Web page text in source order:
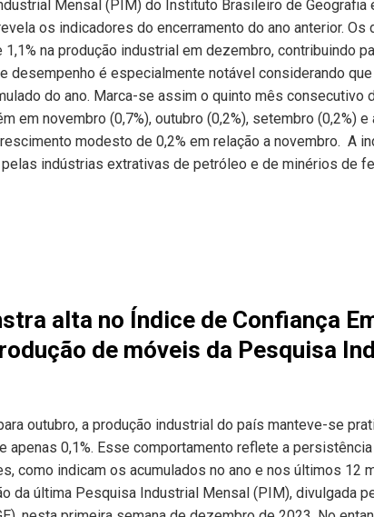
Mensal (PIM) do Instituto Brasileiro de Geografia
os indicadores do encerramento do ano anterior. Os
na produção industrial em dezembro, contribuindo
desempenho é especialmente notável considerando
do ano. Marca-se assim o quinto mês consecutivo
em novembro (0,7%), outubro (0,2%), setembro (0,2%) e
modesto de 0,2% em relação a novembro. A
indústrias extrativas de petróleo e de minérios de
alta no Índice de Confiança
de móveis da Pesquisa
outubro, a produção industrial do país manteve-se
apenas 0,1%. Esse comportamento reflete a
como indicam os acumulados no ano e nos últimos 12
da última Pesquisa Industrial Mensal (PIM), divulgada